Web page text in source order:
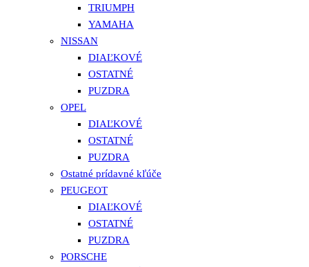
TRIUMPH
YAMAHA
NISSAN
DIAĽKOVÉ
OSTATNÉ
PUZDRA
OPEL
DIAĽKOVÉ
OSTATNÉ
PUZDRA
Ostatné prídavné kľúče
PEUGEOT
DIAĽKOVÉ
OSTATNÉ
PUZDRA
PORSCHE